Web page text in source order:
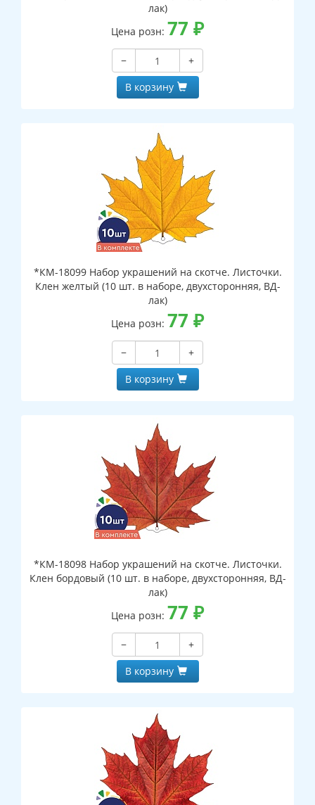
лак)
Цена розн: 77 ₽
−
+
В корзину
*КМ-18099 Набор украшений на скотче. Листочки.
Клен желтый (10 шт. в наборе, двухсторонняя, ВД-
лак)
Цена розн: 77 ₽
−
+
В корзину
*КМ-18098 Набор украшений на скотче. Листочки.
Клен бордовый (10 шт. в наборе, двухсторонняя, ВД-
лак)
Цена розн: 77 ₽
−
+
В корзину